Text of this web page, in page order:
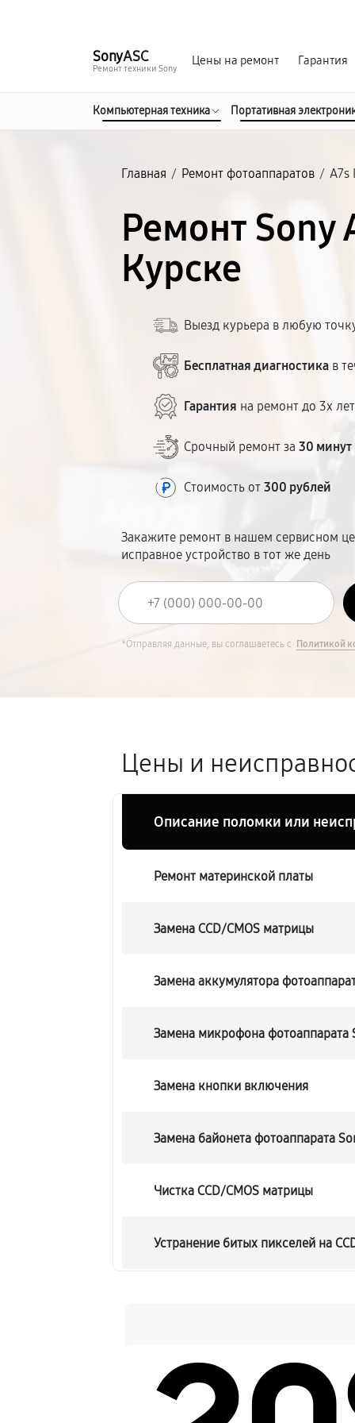
SonyASC
Ремонт техники Sony
Цены на ремонт Гарантия
Компьютерная техника Портативная
Главная / Ремонт фотоаппаратов / A7s
Ремонт Sony
Курске
Выезд курьера в любую
Бесплатная диагностика в
Гарантия на ремонт до 3х лет
Срочный ремонт за30 минут
Стоимость от300 рублей
Закажите ремонт в нашем сервисном
исправное устройство в тот же день
*Отправляя данные, вы соглашаетесь с Политикой
Цены и
Описание поломки или
Ремонт материнской платы
Замена CCD/CMOS матрицы
Замена аккумулятора
Замена микрофона фотоаппарата
Замена кнопки включения
Замена байонета фотоаппарата
Чистка CCD/CMOS матрицы
Устранение битых пикселей на
Замена затвора фотоаппарата